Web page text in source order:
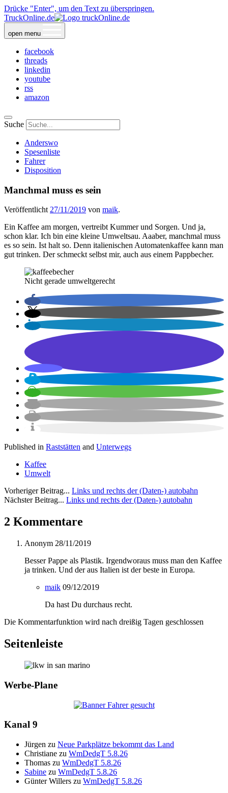
Drücke "Enter", um den Text zu überspringen.
TruckOnline.de
open menu
facebook
threads
linkedin
youtube
rss
amazon
Suche
Anderswo
Spesenliste
Fahrer
Disposition
Manchmal muss es sein
Veröffentlicht27/11/2019 von maik.
Ein Kaffee am morgen, vertreibt Kummer und Sorgen. Und ja,
schon klar. Ich bin eine kleine Umweltsau. Aaaber, manchmal muss
es so sein. Ist halt so. Denn italienischen Automatenkaffee kann man
gut trinken. Der schmeckt selbst mir, auch aus einem Pappbecher.
Nicht gerade umweltgerecht
Published in Raststätten and Unterwegs
Kaffee
Umwelt
Vorheriger Beitrag... Links und rechts der (Daten-) autobahn
Nächster Beitrag... Links und rechts der (Daten-) autobahn
2 Kommentare
Anonym 28/11/2019
Besser Pappe als Plastik. Irgendworaus muss man den Kaffee
ja trinken. Und der aus Italien ist der beste in Europa.
maik 09/12/2019
Da hast Du durchaus recht.
Die Kommentarfunktion wird nach dreißig Tagen geschlossen
Seitenleiste
Werbe-Plane
Kanal 9
Jürgen zu Neue Parkplätze bekommt das Land
Christiane zu WmDedgT 5.8.26
Thomas zu WmDedgT 5.8.26
Sabine zu WmDedgT 5.8.26
Günter Willers zu WmDedgT 5.8.26